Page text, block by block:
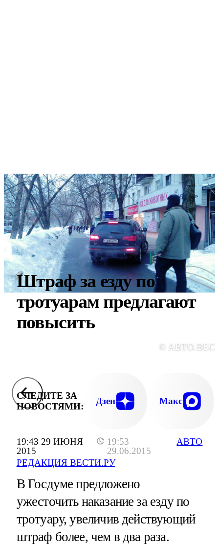
19:43 29 ИЮНЯ
2015
19:53
29.06.2015
РЕДАКЦИЯ ВЕСТИ.РУ
АВТО
Штраф за езду по
тротуарам предлагают
повысить
©
СЛЕДИТЕ ЗА
НОВОСТЯМИ:
Дзен Макс
В Госдуме предложено
ужесточить наказание за езду по
тротуару, увеличив действующий
штраф более, чем в два раза.